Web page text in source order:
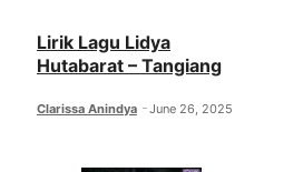
Lirik Lagu Lidya
Hutabarat – Tangiang
Clarissa Anindya June 26, 2025